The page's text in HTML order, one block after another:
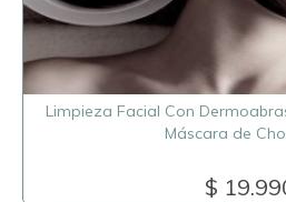
Limpieza Facial Con
Máscara de
$